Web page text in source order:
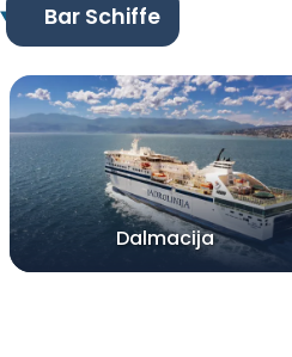
Bar Schiffe
Dalmacija